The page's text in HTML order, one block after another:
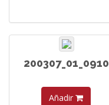
200307_01_0910
Añadir